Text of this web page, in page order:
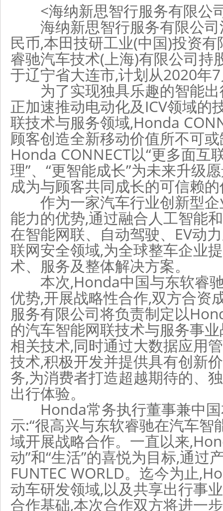
<海纳新思智行服务有限公
海纳新思智行服务有限公司
民币,本田技研工业(中国)投资
睿驰汽车技术(上海)有限公司持
于辽宁省大连市,计划从2020年
为了实现独具乐趣的智能出
正加速推动电动化及ICV领域的
联技术与服务领域,Honda
顾客创造全新移动价值所不可
Honda CONNECT以“更多面互
理”、“更智能成长”为未来升级
成为与顾客共同成长的可信赖
作为一家汽车行业创新型企
能力的优势,通过融合人工智能
在智能网联、自动驾驶、EV动
联网安全领域,为全球整车企业
术、服务及整体解决方案。
本次,Honda中国与东软睿驰
优势,开展战略性合作,双方合资
服务有限公司将负责制定以
的汽车智能网联技术与服务事
相关技术,同时通过大数据应用
技术,积极开发并提供具有创新
务,为消费者打造超越期待的、
出行体验。
Honda常务执行董事兼中国
示:“很高兴与东软睿驰在汽车智
域开展战略合作。一直以来
动”和“生活”的喜悦为目标,通过
FUNTEC WORLD。迄今为止
动车研发领域,以及共享出行事
合作基础,本次合作双方将进一